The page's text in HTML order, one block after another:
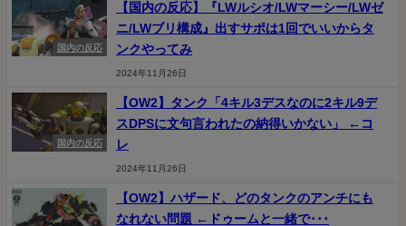
国内の反応
【国内の反応】『LWルシオ/LWマーシー/LWゼ
ニ/LWブリ構成』出すサポは1回でいいからタ
ンクやってみ
2024年11月26日
国内の反応
【OW2】タンク「4キル3デスなのに2キル9デ
スDPSに文句言われたの納得いかない」 ←コ
レ
2024年11月26日
【OW2】ハザード、どのタンクのアンチにも
なれない問題 ←ドゥームと一緒で･･･